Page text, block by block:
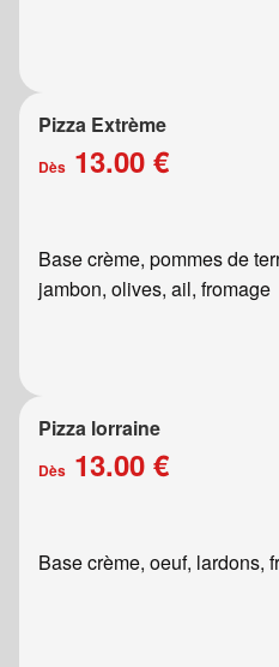
Pizza Extrème
Dès 13.00 €
Base crème, pommes de
jambon, olives, ail, fromage
Pizza lorraine
Dès 13.00 €
Base crème, oeuf, lardons,